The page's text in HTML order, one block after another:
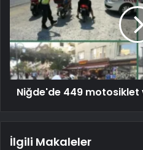
Niğde'de 449
İlgili Makaleler